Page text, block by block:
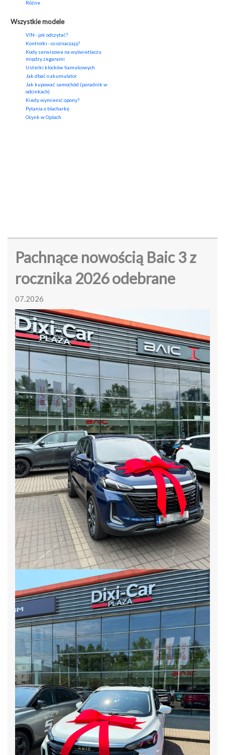
Różne
Wszystkie modele
VIN - jak odczytać?
Kontrolki - co oznaczają?
Kody serwisowe na wyświetlaczu
między zegarami
Usterki klocków hamulcowych
Jak dbać o akumulator
Jak kupować samochód (poradnik w
odcinkach)
Kiedy wymienić opony?
Pytania o blacharkę
Ocynk w Oplach
Pachnące nowością Baic 3 z
rocznika 2026 odebrane
07.2026